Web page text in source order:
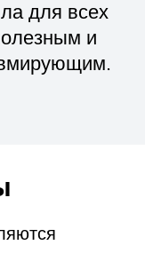
для всех
и